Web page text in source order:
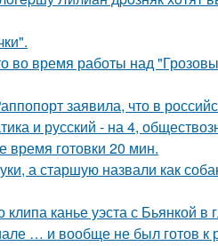
во время работы над
заявила, что в
и русский - на 4,
время готовки 20 мин.
а старшую назвали как
канье уэста с Бьянкой в
… и вообще не был готов к